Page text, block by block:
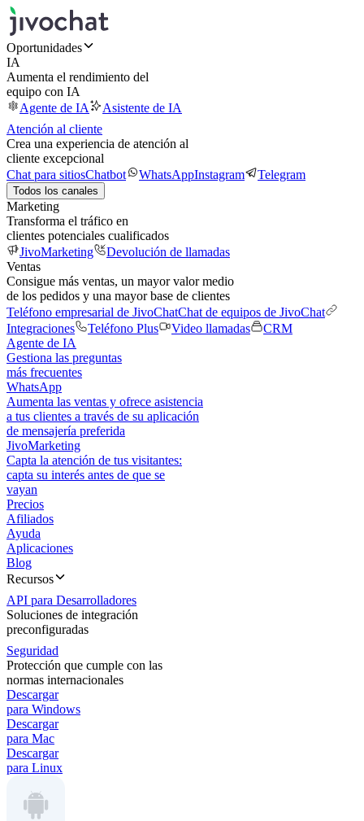
Oportunidades
IA
Aumenta el rendimiento del
equipo con IA
Agente de IA
Asistente de IA
Atención al cliente
Crea una experiencia de atención al
cliente excepcional
Chat para sitiosChatbot WhatsAppInstagram Telegram
Todos los canales
Marketing
Transforma el tráfico en
clientes potenciales cualificados
JivoMarketing
Devolución de llamadas
Ventas
Consigue más ventas, un mayor valor medio
de los pedidos y una mayor base de clientes
Teléfono empresarial de JivoChatChat de equipos de JivoChat
Integraciones
Teléfono Plus Video llamadas
CRM
Agente de IA
Gestiona las preguntas
más frecuentes
WhatsApp
Aumenta las ventas y ofrece asistencia
a tus clientes a través de su aplicación
de mensajería preferida
JivoMarketing
Capta la atención de tus visitantes:
capta su interés antes de que se
vayan
Precios
Afiliados
Ayuda
Aplicaciones
Blog
Recursos
API para Desarrolladores
Soluciones de integración
preconfiguradas
Seguridad
Protección que cumple con las
normas internacionales
Descargar
para Windows
Descargar
para Mac
Descargar
para Linux